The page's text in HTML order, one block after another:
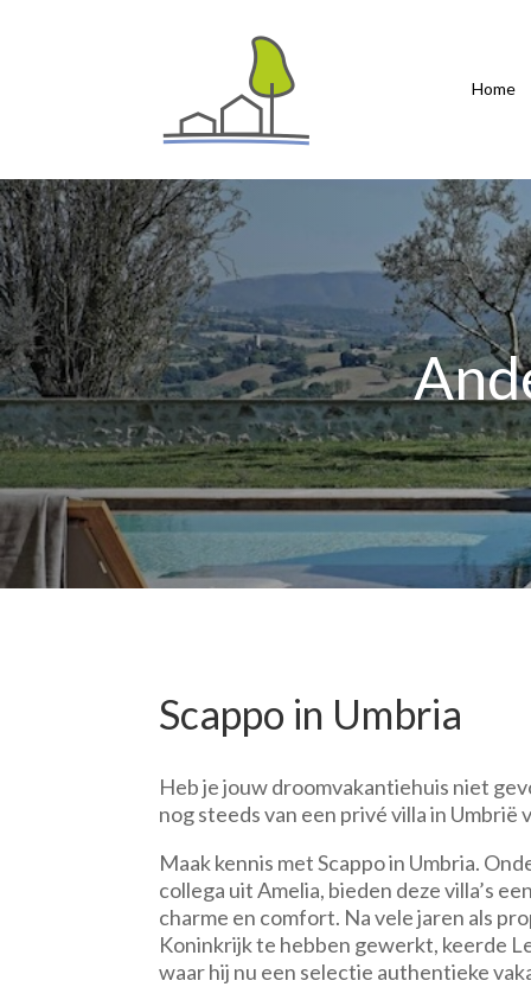
Home
Scappo in Umbria
Heb je jouw droomvakantiehuis niet
nog steeds van een privé villa in
Maak kennis met Scappo in Umbria.
collega uit Amelia, bieden deze villa’s
charme en comfort. Na vele jaren als
Koninkrijk te hebben gewerkt, keerde
waar hij nu een selectie authentieke